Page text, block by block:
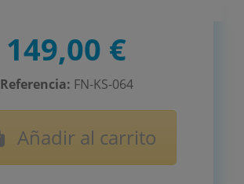
149,00 €
Referencia: FN-KS-064
Añadir al carrito